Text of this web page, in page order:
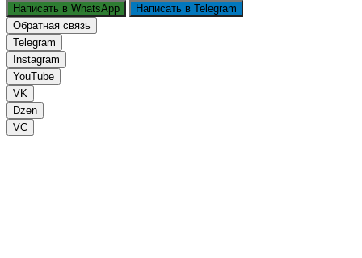
Написать в WhatsApp
Написать в Telegram
Обратная связь
Telegram
Instagram
YouTube
VK
Dzen
VC